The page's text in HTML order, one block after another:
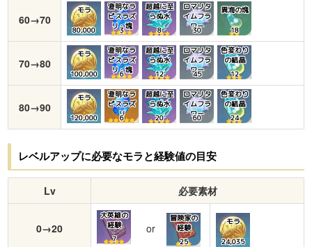
60→70
モラ
80,000
澄明なラ
ピスラズ
リ・塊
3
超越に至
らぬ水
8
ロマリタ
イムフラ
ワー
30
異海の塊
18
70→80
モラ
100,000
澄明なラ
ピスラズ
リ・塊
6
超越に至
らぬ水
12
ロマリタ
イムフラ
ワー
45
色変わり
の結晶
12
80→90
モラ
120,000
澄明なラ
ピスラズ
リ
6
超越に至
らぬ水
20
ロマリタ
イムフラ
ワー
60
色変わり
の結晶
24
レベルアップに必要なモラと経験値の目安
Lv 必要素材
0→20
大英雄の
経験
7
or
冒険家の
経験
25
モラ
24,035